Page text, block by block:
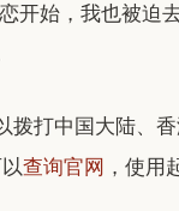
开始，我也被迫
打中国大陆、
查询官网 ，使用